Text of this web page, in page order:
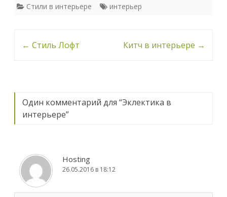
Стили в интерьере интерьер
← Стиль Лофт Китч в интерьере →
Один комментарий для “Эклектика в
интерьере”
Hosting
26.05.2016 в 18:12